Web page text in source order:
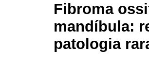
Fibroma
mandíbula:
patologia